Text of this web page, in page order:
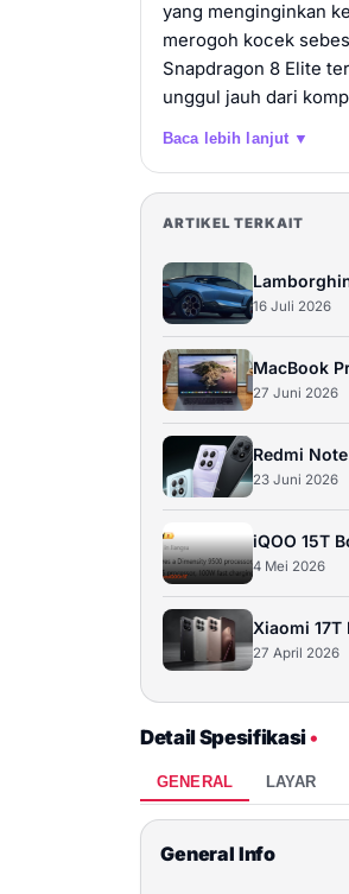
yang menginginkan
merogoh kocek
Snapdragon 8 Elite
unggul jauh dari
Baca lebih lanjut ▼
ARTIKEL TERKAIT
16 Juli 2026
MacBook
27 Juni 2026
Redmi
23 Juni 2026
iQOO 15T
4 Mei 2026
Xiaomi 17T
27 April 2026
Detail Spesifikasi•
GENERAL LAYAR
General Info